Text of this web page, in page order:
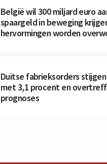
België wil 300 miljard euro
spaargeld in beweging
hervormingen worden
Duitse fabrieksorders stijgen
met 3,1 procent en
prognoses